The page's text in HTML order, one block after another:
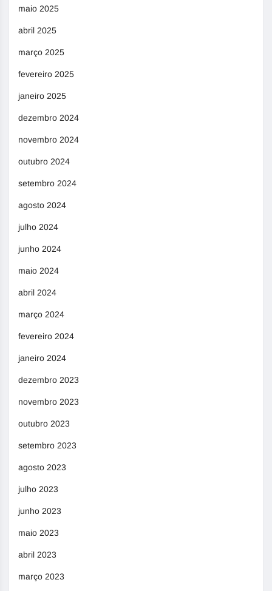
maio 2025
abril 2025
março 2025
fevereiro 2025
janeiro 2025
dezembro 2024
novembro 2024
outubro 2024
setembro 2024
agosto 2024
julho 2024
junho 2024
maio 2024
abril 2024
março 2024
fevereiro 2024
janeiro 2024
dezembro 2023
novembro 2023
outubro 2023
setembro 2023
agosto 2023
julho 2023
junho 2023
maio 2023
abril 2023
março 2023